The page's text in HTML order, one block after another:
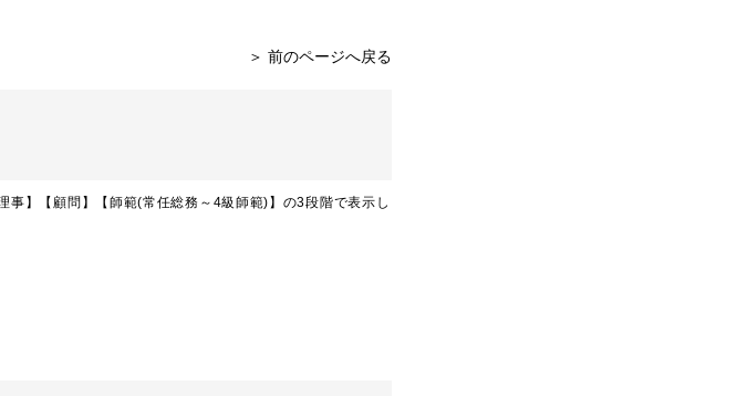
＞ 前のページへ戻る
】【顧問】【師範(常任総務～4級師範)】の3段階で表示し